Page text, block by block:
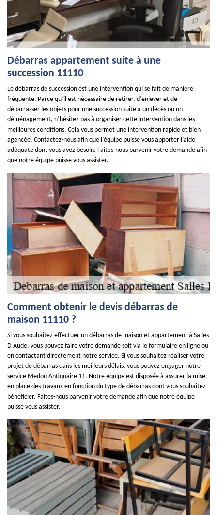
Débarras appartement suite à une
succession 11110
Le débarras de succession est une intervention qui se fait de manière
fréquente. Parce qu’il est nécessaire de retirer, d’enlever et de
débarrasser les objets pour une succession suite à un décès ou un
déménagement, n’hésitez pas à organiser cette intervention dans les
meilleures conditions. Cela vous permet une intervention rapide et bien
agencée. Contactez-nous afin que l’équipe puisse vous apporter l’aide
adéquate dont vous avez besoin. Faites-nous parvenir votre demande afin
que notre équipe puisse vous assister.
Comment obtenir le devis débarras de
maison 11110 ?
Si vous souhaitez effectuer un débarras de maison et appartement à Salles
D Aude, vous pouvez faire votre demande soit via le formulaire en ligne ou
en contactant directement notre service. Si vous souhaitez réaliser votre
projet de débarras dans les meilleurs délais, vous pouvez engager notre
service Medou Antiquaire 11. Notre équipe est disposée à assurer la mise
en place des travaux en fonction du type de débarras dont vous souhaitez
bénéficier. Faites-nous parvenir votre demande afin que notre équipe
puisse vous assister.